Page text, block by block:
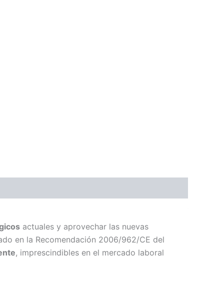
actuales y aprovechar las nuevas
en la Recomendación 2006/962/CE del
, imprescindibles en el mercado laboral